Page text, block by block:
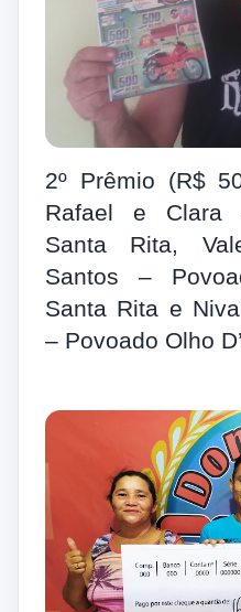
2º Prêmio (R$
Rafael e Clara
Santa Rita,
Santos –
Santa Rita e
– Povoado Olho